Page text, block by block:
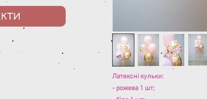
Латексні кульки:
- рожева 1 шт;